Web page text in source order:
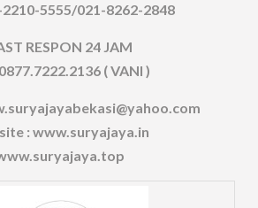
2210-5555/021-8262-2848
RESPON 24 JAM
( VANI )
: www.suryajaya.in